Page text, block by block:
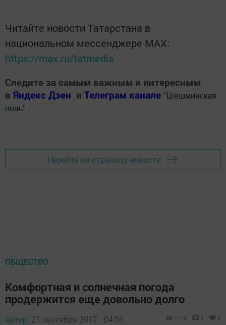
Читайте новости Татарстана в
национальном мессенджере MАХ:
https://max.ru/tatmedia
Следите за самым важным и интересным
в Яндекс Дзен и Телеграм канале " Шешминская
новь"
Перейти на страницу новости
ОБЩЕСТВО
Комфортная и солнечная погода
продержится еще довольно долго
автор, 21 сентября 2017 - 04:56 1112 0 0